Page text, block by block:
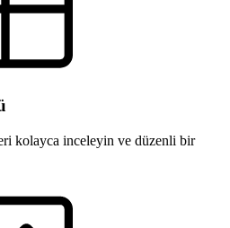
kolayca inceleyin ve düzenli bir